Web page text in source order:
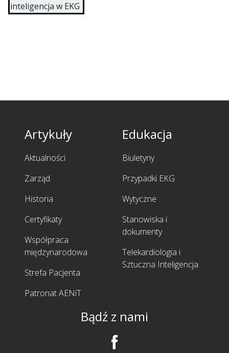
inteligencja w EKG
Artykuły
Aktualności
Zarząd
Historia
Certyfikaty
Współpraca
międzynarodowa
Strefa Pacjenta
Patronat AENiT
Edukacja
Biuletyny
Przypadki EKG
Wytyczne
Stanowiska i
dokumenty
Telekardiologia i
Sztuczna Inteligencja
Bądź z nami